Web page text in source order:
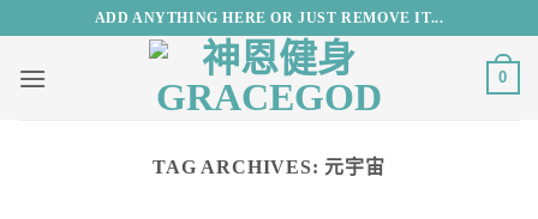
content
ADD ANYTHING HERE OR JUST REMOVE IT...
0
TAG ARCHIVES: 元宇宙